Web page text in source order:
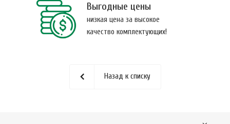
Выгодные цены
низкая цена за высокое
качество комплектующих!
Назад к списку